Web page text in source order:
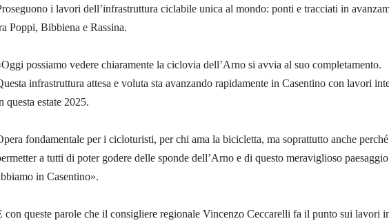
i lavori dell’infrastruttura ciclabile unica al mondo: ponti e tracciati in
Poppi, Bibbiena e Rassina.
possiamo vedere chiaramente la ciclovia dell’Arno si avvia al suo completamento.
infrastruttura attesa e voluta sta avanzando rapidamente in Casentino con lavori
questa estate 2025.
fondamentale per i cicloturisti, per chi ama la bicicletta, ma soprattutto anche perché
a tutti di poter godere delle sponde dell’Arno e di questo meraviglioso
in Casentino».
con queste parole che il consigliere regionale Vincenzo Ceccarelli fa il punto sui lavori